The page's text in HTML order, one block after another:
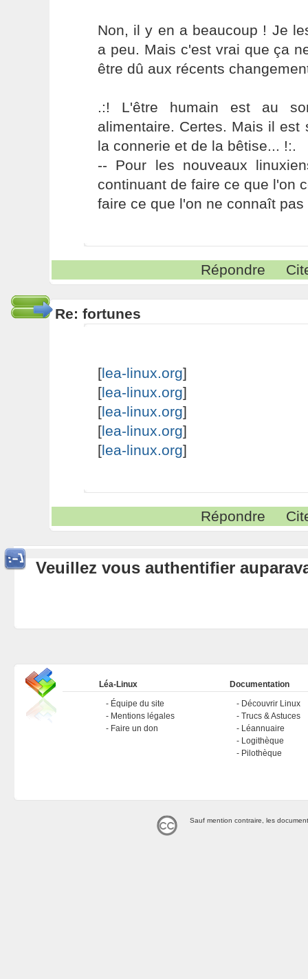
Non, il y en a beaucoup ! Je
a peu. Mais c'est vrai que ça
être dû aux récents
.:! L'être humain est au
alimentaire. Certes. Mais il est
la connerie et de la bêtise... !:.
-- Pour les nouveaux
continuant de faire ce que l'on
faire ce que l'on ne connaît pas
Répondre
Re: fortunes
[lea-linux.org]
[lea-linux.org]
[lea-linux.org]
[lea-linux.org]
[lea-linux.org]
Répondre
Veuillez vous authentifier
Léa-Linux
Équipe du site
Mentions légales
Faire un don
Documentation
Découvrir Linux
Trucs & Astuces
Léannuaire
Logithèque
Pilothèque
Sauf mention contraire, les